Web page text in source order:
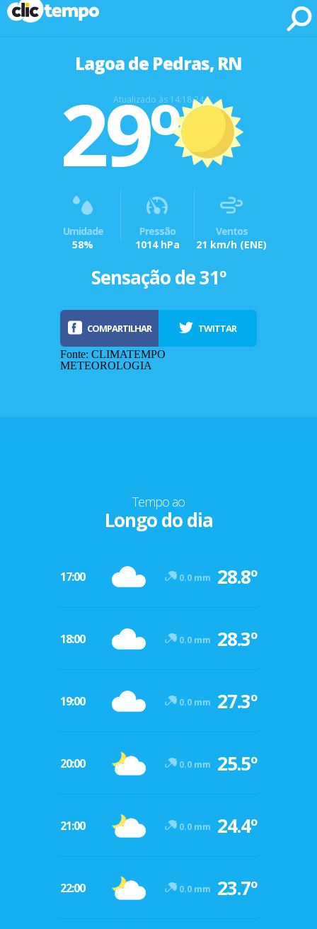
Lagoa de Pedras, RN
Fonte: CLIMATEMPO METEOROLOGIA
Atualizado às 14:18:24
29º
Umidade
58%
Pressão
1014 hPa
Ventos
21 km/h (ENE)
Sensação de 31º
COMPARTILHAR TWITTAR
Fonte: CLIMATEMPO
METEOROLOGIA
Tempo ao
Longo do dia
17:00 0.0 mm 28.8º
18:00 0.0 mm 28.3º
19:00 0.0 mm 27.3º
20:00 0.0 mm 25.5º
21:00 0.0 mm 24.4º
22:00 0.0 mm 23.7º